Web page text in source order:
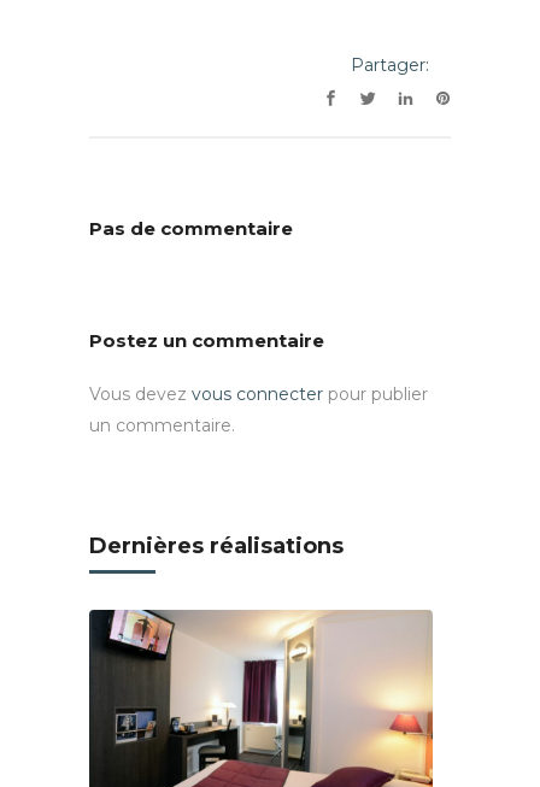
Partager:
Pas de commentaire
Postez un commentaire
Vous devez vous connecter pour publier
un commentaire.
Dernières réalisations